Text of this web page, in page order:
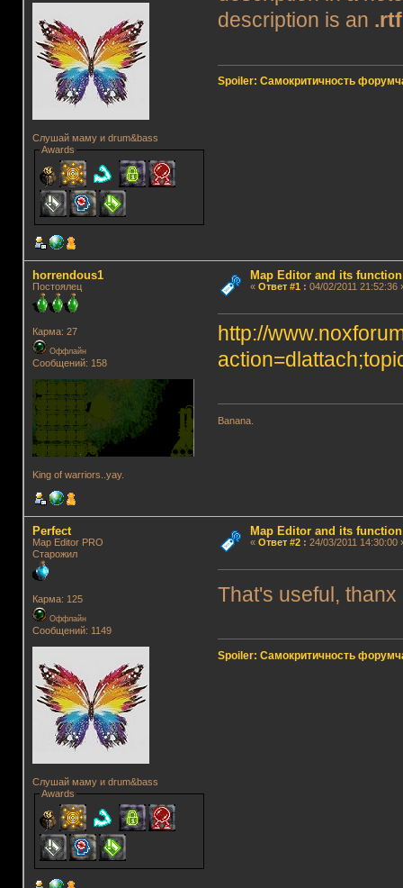
Слушай маму и drum&bass
Awards
description is an .rtf
Spoiler: Самокритичность
horrendous1
Постоялец
Карма: 27
Оффлайн
Сообщений: 158
King of warriors..yay.
Map Editor and its
« Ответ #1: 04/02/2011 21:52:36
http://
Banana.
Perfect
Map Editor PRO
Старожил
Карма: 125
Оффлайн
Сообщений: 1149
Слушай маму и drum&bass
Awards
Map Editor and its
« Ответ #2: 24/03/2011 14:30:00
That's useful, thanx
Spoiler: Самокритичность